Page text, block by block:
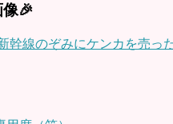
🎉
幹線のぞみにケンカを売っ